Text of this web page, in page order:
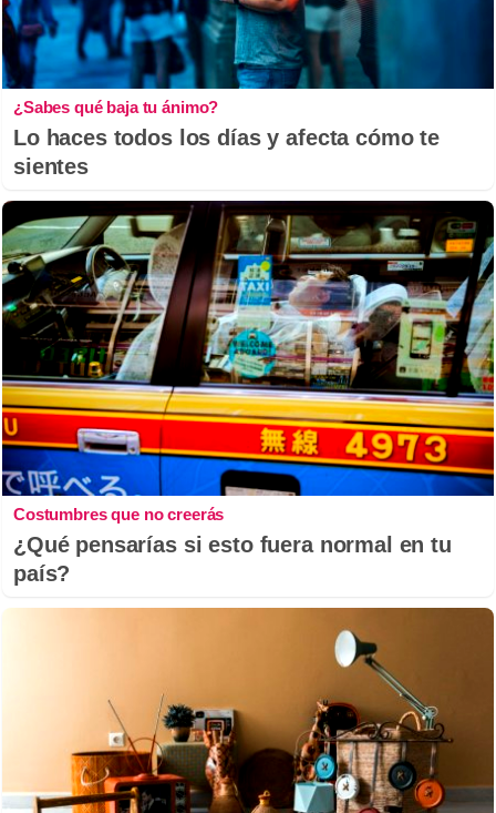
¿Sabes qué baja tu ánimo?
Lo haces todos los días y afecta cómo te
sientes
Costumbres que no creerás
¿Qué pensarías si esto fuera normal en tu
país?